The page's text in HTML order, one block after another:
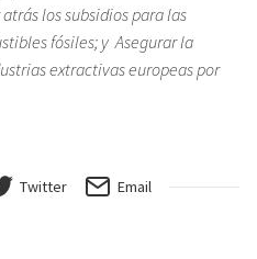
los subsidios para las
fósiles; y Asegurar la
extractivas europeas por
Twitter Email